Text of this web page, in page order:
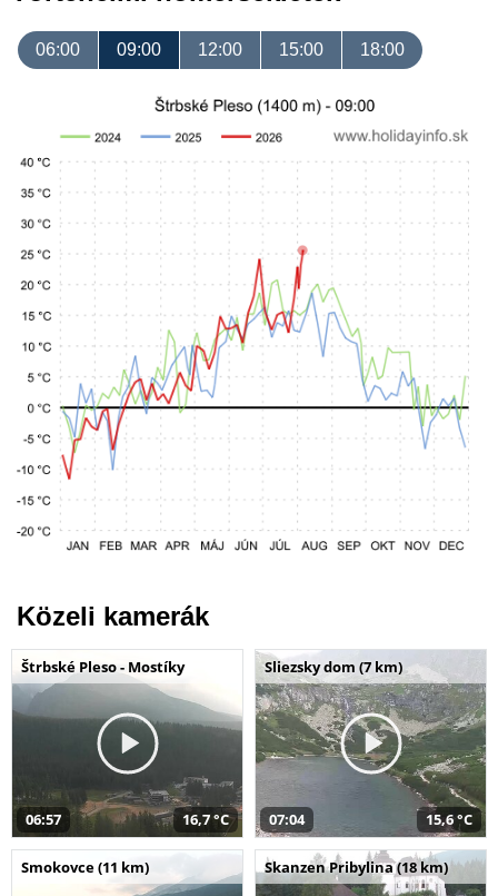
06:00 09:00 12:00 15:00 18:00
Közeli kamerák
Štrbské Pleso - Mostíky
06:57 16,7 °C
Sliezsky dom (7 km)
07:04 15,6 °C
Smokovce (11 km) Skanzen Pribylina (18 km)